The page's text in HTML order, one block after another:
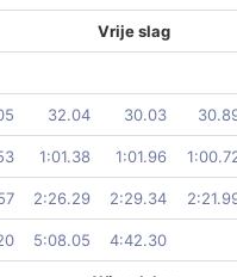
Vrije slag
32.04 30.03
1:01.38 1:01.96
2:26.29 2:29.34
5:08.05 4:42.30